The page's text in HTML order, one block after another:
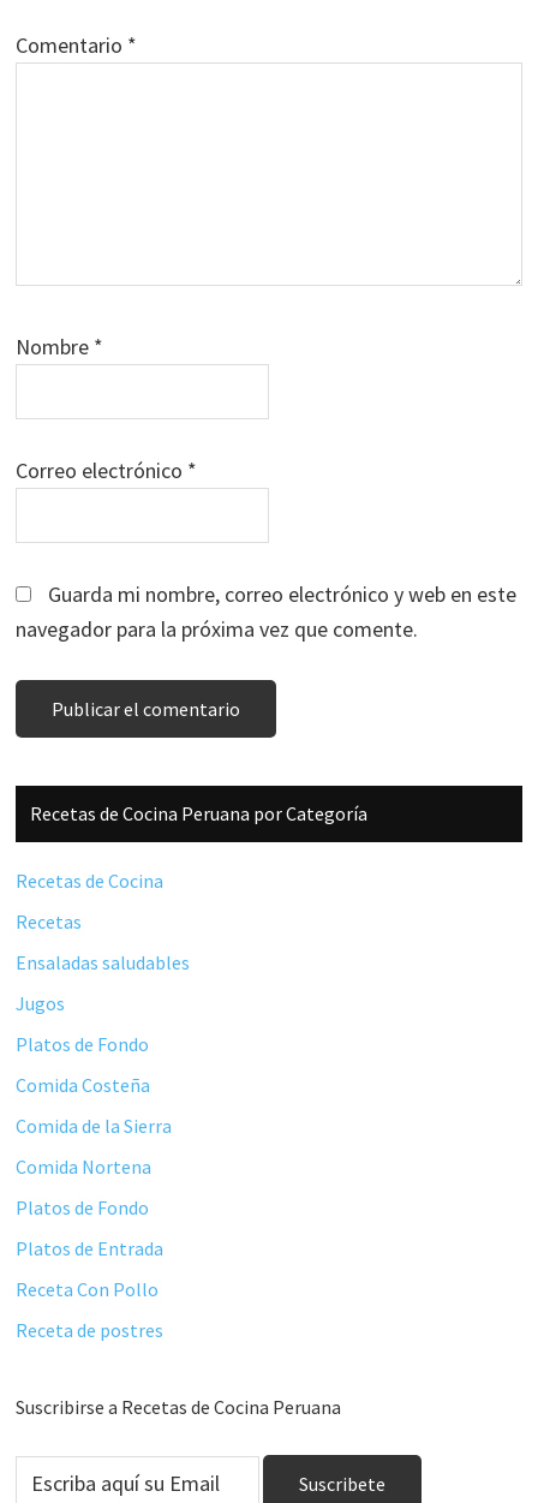
Comentario *
Nombre *
Correo electrónico *
Guarda mi nombre, correo electrónico y web en este
navegador para la próxima vez que comente.
Barra
lateral
principal
Recetas de Cocina Peruana por Categoría
Recetas de Cocina
Recetas
Ensaladas saludables
Jugos
Platos de Fondo
Comida Costeña
Comida de la Sierra
Comida Nortena
Platos de Fondo
Platos de Entrada
Receta Con Pollo
Receta de postres
Suscribirse a Recetas de Cocina Peruana